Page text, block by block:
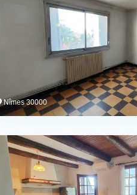
Nîmes 30000